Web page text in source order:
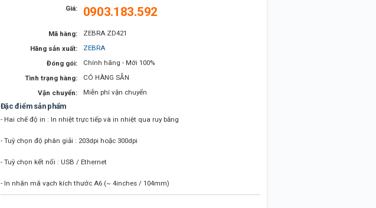
Giá: 0903.183.592
Mã hàng:
ZEBRA ZD421
Hãng sản xuất:
ZEBRA
Đóng gói:
Chính hãng - Mới 100%
Tình trạng hàng:
CÓ HÀNG SẴN
Vận chuyển:
Miễn phí vận chuyển
Đặc điểm sản phẩm
- Hai chế độ in : In nhiệt trực tiếp và in nhiệt qua ruy băng
- Tuỳ chọn độ phân giải : 203dpi hoặc 300dpi
- Tuỳ chọn kết nối : USB / Ethernet
- In nhãn mã vạch kích thước A6 (~ 4inches / 104mm)